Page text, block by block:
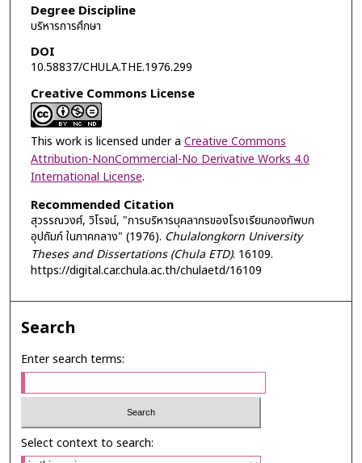
Degree Discipline
บริหารการศึกษา
DOI
10.58837/CHULA.THE.1976.299
Creative Commons License
This work is licensed under a Creative Commons
Attribution-NonCommercial-No Derivative Works 4.0
International License.
Recommended Citation
สุวรรณวงศ์, วิโรจน์, "การบริหารบุคลากรของโรงเรียนกองทัพบก
อุปถัมภ์ ในภาคกลาง" (1976). Chulalongkorn University
Theses and Dissertations (Chula ETD). 16109.
https://digital.car.chula.ac.th/chulaetd/16109
Search
Enter search terms:
Select context to search: